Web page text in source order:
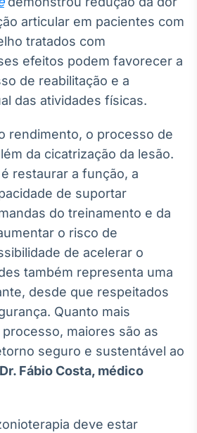
IA
Em breve
Em breve
Gestão de
Investimentos
Tokenização
de ativos
Em breve
articular em pacientes com
tratados com
efeitos podem favorecer a
de reabilitação e a
das atividades físicas.
rendimento, o processo de
da cicatrização da lesão.
restaurar a função, a
de suportar
do treinamento e da
o risco de
de acelerar o
também representa uma
desde que respeitados
Quanto mais
maiores são as
seguro e sustentável ao
Dr. Fábio Costa, médico
deve estar